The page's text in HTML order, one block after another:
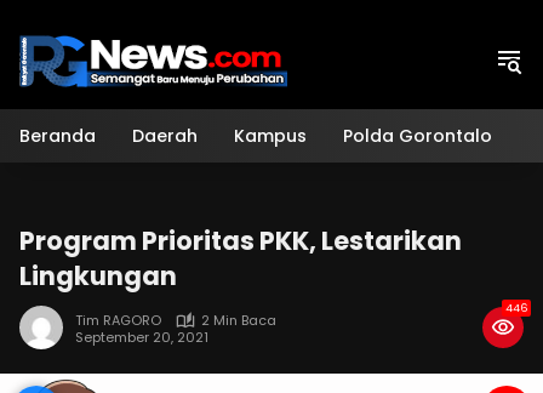
konten
Beranda Daerah Kampus Polda Gorontalo
Program Prioritas PKK, Lestarikan
Lingkungan
Tim RAGORO
2 Min Baca
September 20, 2021
446